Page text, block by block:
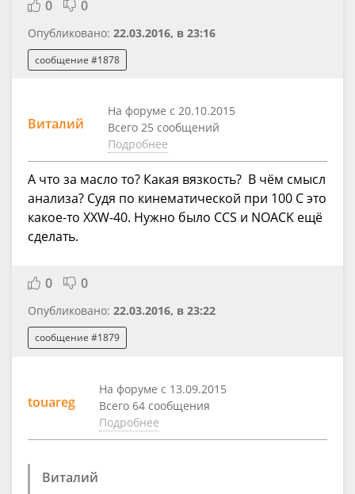
0 0
Опубликовано: 22.03.2016, в 23:16
сообщение #1878
Виталий
На форуме с 20.10.2015
Всего 25 сообщений
Подробнее
А что за масло то? Какая вязкость? В чём смысл
анализа? Судя по кинематической при 100 С это
какое-то XXW-40. Нужно было CCS и NOACK ещё
сделать.
0 0
Опубликовано: 22.03.2016, в 23:22
сообщение #1879
touareg
На форуме с 13.09.2015
Всего 64 сообщения
Подробнее
Виталий